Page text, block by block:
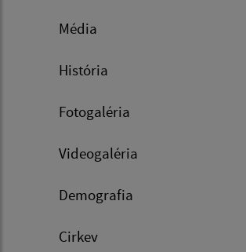
Média
História
Fotogaléria
Videogaléria
Demografia
Cirkev